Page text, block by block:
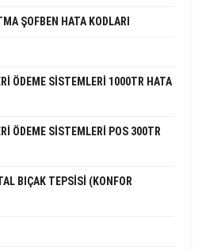
ŞOFBEN HATA KODLARI
ÖDEME SISTEMLERI 1000TR HATA
ÖDEME SISTEMLERI POS 300TR
BIÇAK TEPSISI (KONFOR